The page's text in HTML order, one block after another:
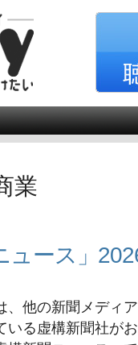
業
ュース」
、他の新聞メディ
いる虚構新聞社が